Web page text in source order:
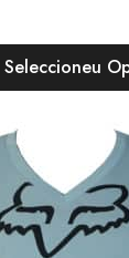
Seleccioneu